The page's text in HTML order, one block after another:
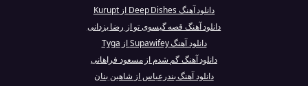
دانلود آهنگ Deep Dishes از Kurupt
دانلود آهنگ قصه گیسوی تو از رضا یزدانی
دانلود آهنگ Supawifey از Tyga
دانلود آهنگ گم شدم از مسعود فراهانی
دانلود آهنگ بندرعباس از شاهین بنان